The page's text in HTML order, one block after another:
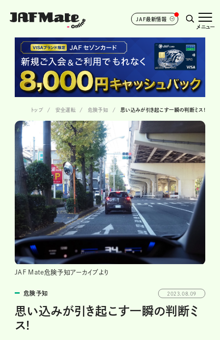
JAF最新情報
メニュー
トップ 安全運転 危険予知 思い込みが引き起こす一瞬の判断ミス!
JAF Mate危険予知アーカイブより
危険予知 2023.08.09
思い込みが引き起こす一瞬の判断ミ
ス!